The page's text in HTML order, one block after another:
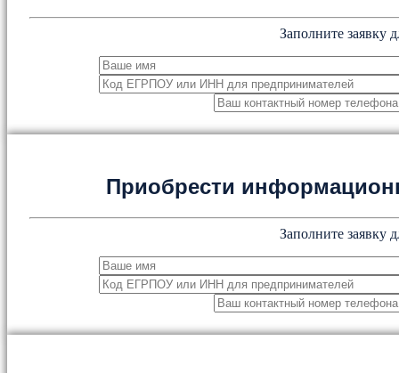
Заполните заявку
Приобрести
Заполните заявку